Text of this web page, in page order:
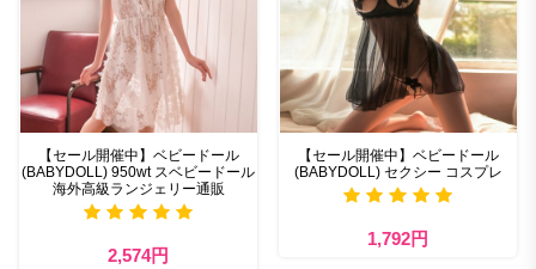
【セール開催中】ベビードール
(BABYDOLL) 950wt スベビードール
海外高級ランジェリー通販
2,574円
【セール開催中】ベビードール
(BABYDOLL) セクシー コスプレ
1,792円